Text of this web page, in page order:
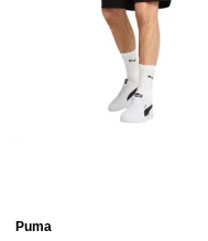
Puma